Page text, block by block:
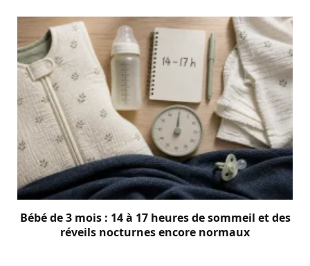
Bébé de 3 mois : 14 à 17 heures de sommeil et des
réveils nocturnes encore normaux